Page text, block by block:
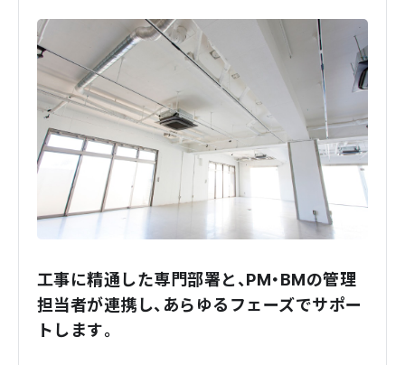
工事に精通した専門部署と、PM・BMの管理
担当者が連携し、あらゆるフェーズでサポー
トします。